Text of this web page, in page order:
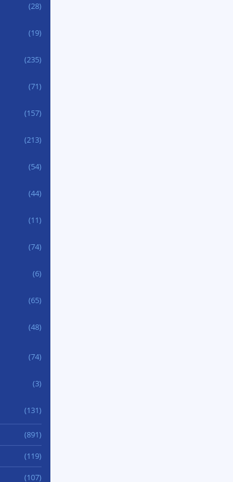
(28)
(19)
(235)
(71)
(157)
(213)
(54)
(44)
(11)
(74)
(6)
(65)
(48)
(74)
(3)
(131)
(891)
(119)
(107)